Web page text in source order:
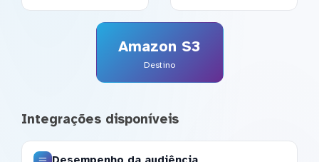
Amazon S3
Destino
Integrações disponíveis